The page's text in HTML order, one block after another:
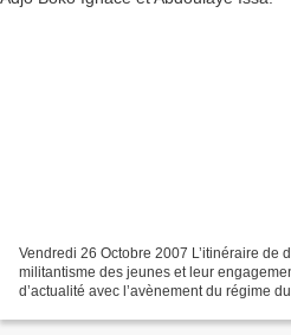
Vendredi 26 Octobre 2007 L’itinéraire de
militantisme des jeunes et leur
d’actualité avec l’avènement du régime